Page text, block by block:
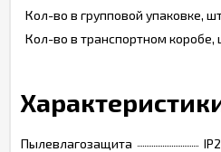
Кол-во в групповой упаковке,
Кол-во в транспортном коробе,
Пылевлагозащита